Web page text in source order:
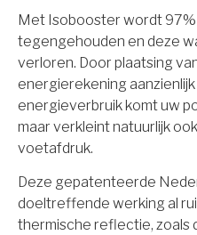
Met Isobooster wordt
tegengehouden en deze
verloren. Door plaatsing
energierekening aanzienlijk
energieverbruik komt uw
maar verkleint natuurlijk
voetafdruk.
Deze gepatenteerde
doeltreffende werking al
thermische reflectie, zoals